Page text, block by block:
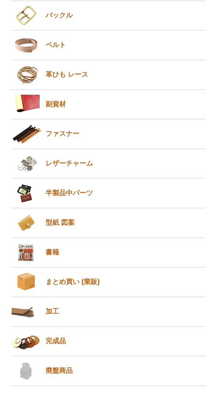
バックル
ベルト
革ひも レース
副資材
ファスナー
レザーチャーム
半製品中パーツ
型紙 図案
書籍
まとめ買い (業販)
加工
完成品
廃盤商品